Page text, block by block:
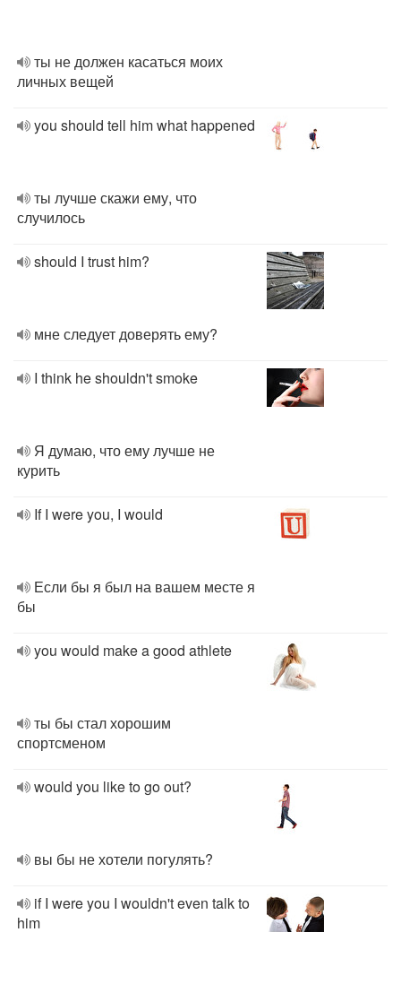
ты не должен касаться моих
личных вещей
you should tell him what happened
ты лучше скажи ему, что
случилось
should I trust him?
мне следует доверять ему?
I think he shouldn't smoke
Я думаю, что ему лучше не
курить
If I were you, I would
Если бы я был на вашем месте я
бы
you would make a good athlete
ты бы стал хорошим
спортсменом
would you like to go out?
вы бы не хотели погулять?
if I were you I wouldn't even talk to
him